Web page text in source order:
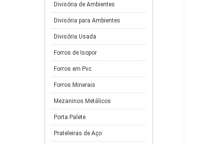
Divisória de Ambientes
Divisória para Ambientes
Divisória Usada
Forros de Isopor
Forros em Pvc
Forros Minerais
Mezaninos Metálicos
Porta Palete
Prateleiras de Aço